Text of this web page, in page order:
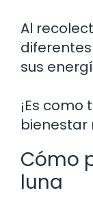
Al
sus
¡Es
bienestar
Cómo
luna